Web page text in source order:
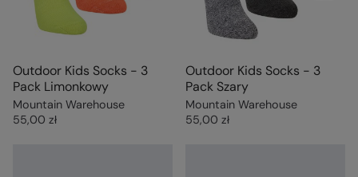
Outdoor Kids Socks - 3
Pack Limonkowy
Mountain Warehouse
55,00 zł
Outdoor Kids Socks - 3
Pack Szary
Mountain Warehouse
55,00 zł